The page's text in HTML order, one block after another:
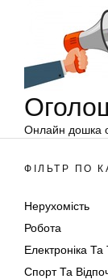
Онлайн дошка
ФІЛЬТР ПО
Нерухомість
Робота
Електроніка Та
Спорт Та